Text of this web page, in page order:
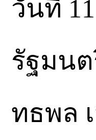
วันที่
รัฐมน
ทธพล